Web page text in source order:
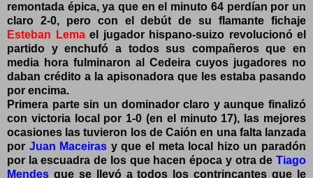
remontada épica, ya que en el minuto 64 perdían por un
claro 2-0, pero con el debút de su flamante fichaje
Esteban Lemael jugador hispano-suizo revolucionó el
partido y enchufó a todos sus compañeros que en
media hora fulminaron al Cedeira cuyos jugadores no
daban crédito a la apisonadora que les estaba pasando
por encima.
Primera parte sin un dominador claro y aunque finalizó
con victoria local por 1-0 (en el minuto 17), las mejores
ocasiones las tuvieron los de Caión en una falta lanzada
por Juan Maceiras y que el meta local hizo un paradón
por la escuadra de los que hacen época y otra de Tiago
Mendes que se llevó a todos los contrincantes que le